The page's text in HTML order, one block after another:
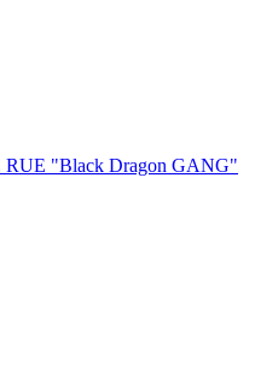
"Black Dragon GANG"